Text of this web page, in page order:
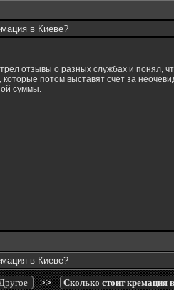
в Киеве?
отзывы о разных службах и понял,
потом выставят счет за
суммы.
в Киеве?
Другое >> Сколько стоит кремация